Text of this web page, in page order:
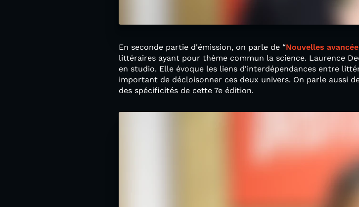
En seconde partie d'émission, on parle de “Nouvelles
littéraires ayant pour thème commun la science. Laurence
en studio. Elle évoque les liens d'interdépendances entre
important de décloisonner ces deux univers. On parle aussi
des spécificités de cette 7e édition.